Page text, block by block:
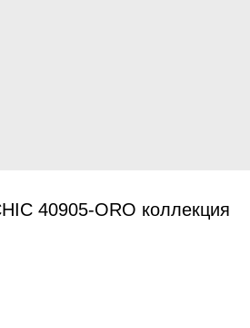
40905-ORO коллекция